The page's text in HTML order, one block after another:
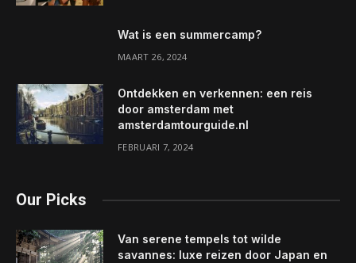
Wat is een summercamp?
MAART 26, 2024
Ontdekken en verkennen: een reis
door amsterdam met
amsterdamtourguide.nl
FEBRUARI 7, 2024
Our Picks
Van serene tempels tot wilde
savannes: luxe reizen door Japan en